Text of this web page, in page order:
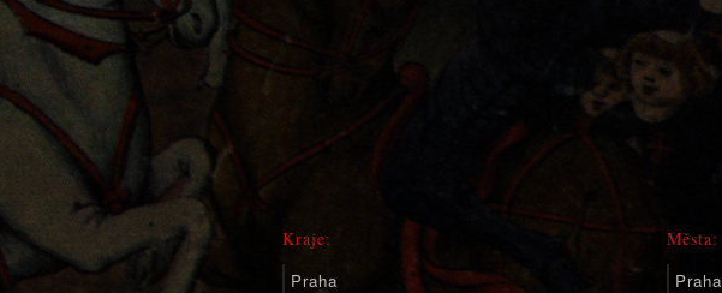
Kraje:
Praha
Města:
Praha